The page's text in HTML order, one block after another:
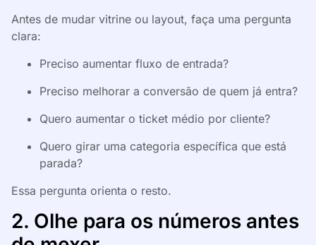
Antes de mudar vitrine ou layout, faça uma pergunta
clara:
Preciso aumentar fluxo de entrada?
Preciso melhorar a conversão de quem já entra?
Quero aumentar o ticket médio por cliente?
Quero girar uma categoria específica que está
parada?
Essa pergunta orienta o resto.
2. Olhe para os números antes